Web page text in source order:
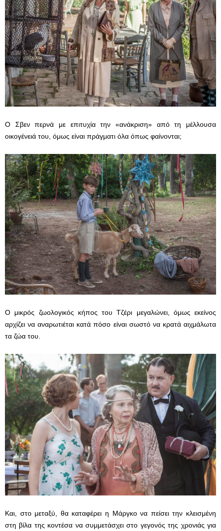
Ο Σβεν περνά με επιτυχία την «ανάκριση» από τη μέλλουσα
οικογένειά του, όμως είναι πράγματι όλα όπως φαίνονται;
Ο μικρός ζωολογικός κήπος του Τζέρι μεγαλώνει, όμως εκείνος
αρχίζει να αναρωτιέται κατά πόσο είναι σωστό να κρατά αιχμάλωτα
τα ζώα του.
Και, στο μεταξύ, θα καταφέρει η Μάργκο να πείσει την κλεισμένη
στη βίλα της κοντέσα να συμμετάσχει στο γεγονός της χρονιάς για